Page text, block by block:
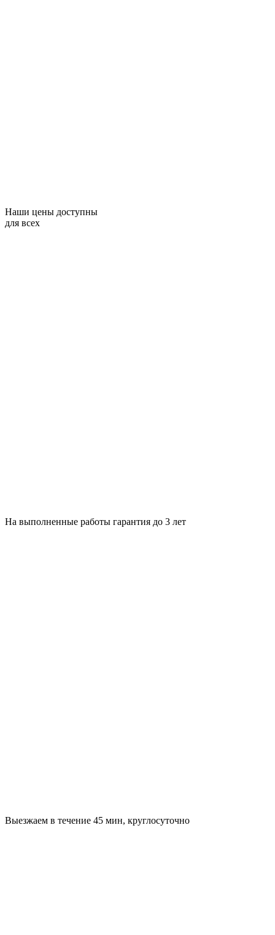
Наши цены доступны
для всех
На выполненные работы гарантия до 3 лет
Выезжаем в течение 45 мин, круглосуточно